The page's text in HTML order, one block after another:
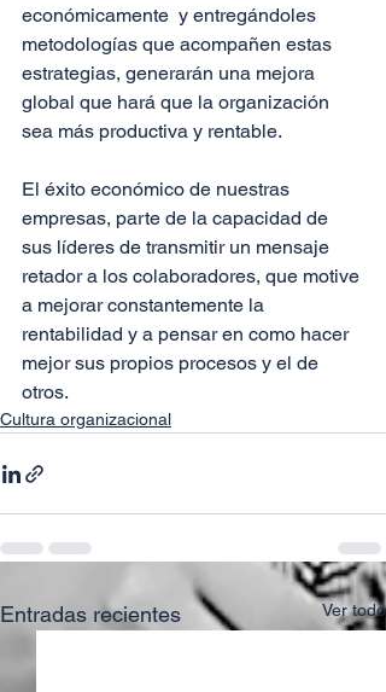
económicamente  y entregándoles
metodologías que acompañen estas
estrategias, generarán una mejora
global que hará que la organización
sea más productiva y rentable.
El éxito económico de nuestras
empresas, parte de la capacidad de
sus líderes de transmitir un mensaje
retador a los colaboradores, que motive
a mejorar constantemente la
rentabilidad y a pensar en como hacer
mejor sus propios procesos y el de
otros.
Cultura organizacional
Entradas recientes Ver todo